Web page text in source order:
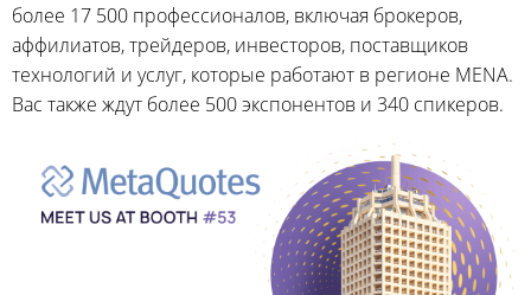
более 17 500 профессионалов, включая брокеров,
аффилиатов, трейдеров, инвесторов, поставщиков
технологий и услуг, которые работают в регионе MENA.
Вас также ждут более 500 экспонентов и 340 спикеров.